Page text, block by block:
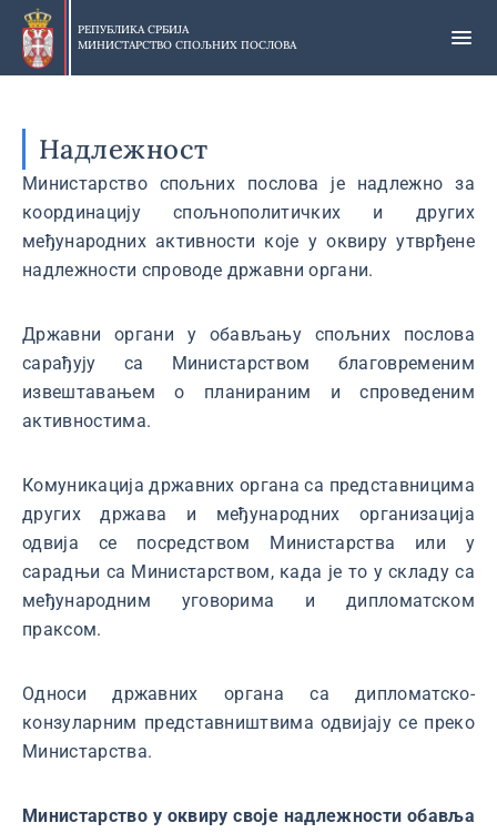
Прескочи
главни
део
РЕПУБЛИКА СРБИЈА
МИНИСТАРСТВО СПОЉНИХ ПОСЛОВА
Надлежност
Министарство спољних послова је надлежно за
координацију спољнополитичких и других
међународних активности које у оквиру утврђене
надлежности спроводе државни органи.
Државни органи у обављању спољних послова
сарађују са Министарством благовременим
извештавањем о планираним и спроведеним
активностима.
Комуникација државних органа са представницима
других држава и међународних организација
одвија се посредством Министарства или у
сарадњи са Министарством, када је то у складу са
међународним уговорима и дипломатском
праксом.
Односи државних органа са дипломатско-
конзуларним представништвима одвијају се преко
Министарства.
Министарство у оквиру своје надлежности обавља